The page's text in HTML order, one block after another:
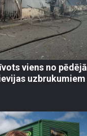
viens no
uzbrukumiem